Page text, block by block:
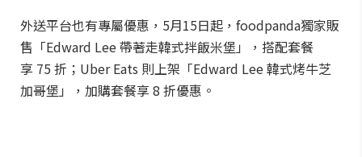
外送平台也有專屬優惠，5月15日起，foodpanda獨家販
售「Edward Lee 帶著走韓式拌飯米堡」，搭配套餐
享 75 折；Uber Eats 則上架「Edward Lee 韓式烤牛芝
加哥堡」，加購套餐享 8 折優惠。